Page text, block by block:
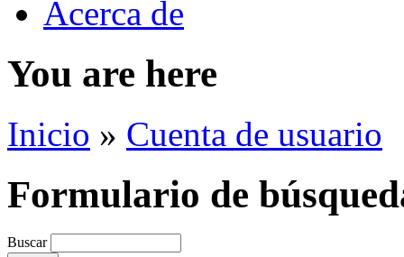
Acerca de
You are here
Inicio » Cuenta de usuario
Formulario de
Buscar